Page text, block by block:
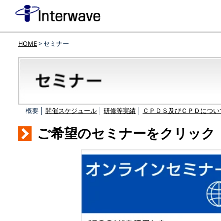
HOME> セミナー
概要 │ 開催スケジュール 研修等実績 ＣＰＤＳ及びＣＰＤにつ
ご希望のセミナーをクリック